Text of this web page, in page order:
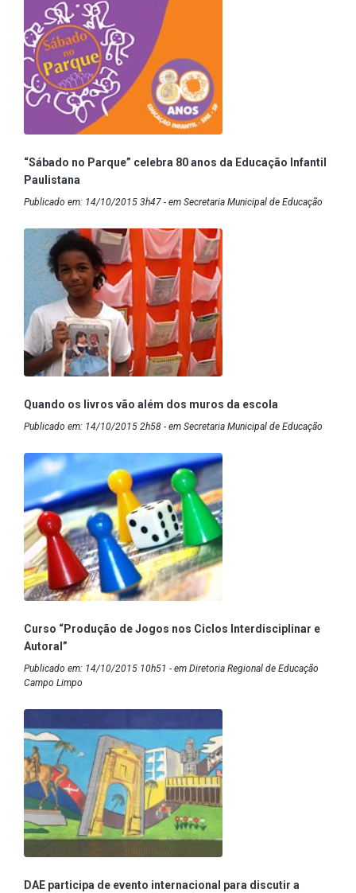
“Sábado no Parque” celebra 80 anos da Educação Infantil
Paulistana
Publicado em: 14/10/2015 3h47 - em Secretaria Municipal de Educação
Quando os livros vão além dos muros da escola
Publicado em: 14/10/2015 2h58 - em Secretaria Municipal de Educação
Curso “Produção de Jogos nos Ciclos Interdisciplinar e
Autoral”
Publicado em: 14/10/2015 10h51 - em Diretoria Regional de Educação
Campo Limpo
DAE participa de evento internacional para discutir a